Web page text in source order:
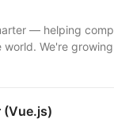
— helping
We're
(Vue.js)